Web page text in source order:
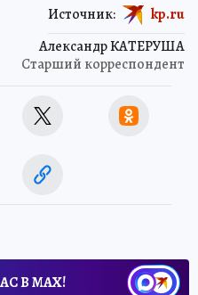
Александр КАТЕРУША
Источник: kp.ru